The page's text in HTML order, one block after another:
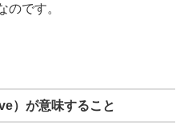
のです。
）が意味すること